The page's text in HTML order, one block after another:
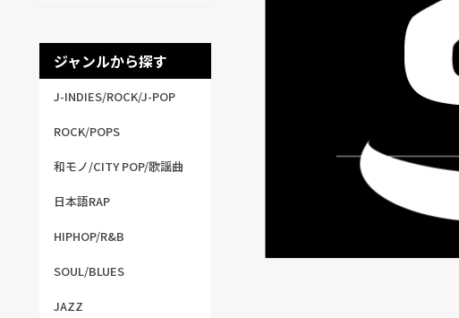
ジャンルから探す
J-INDIES/ROCK/J-POP
ROCK/POPS
和モノ/CITY POP/歌謡曲
日本語RAP
HIPHOP/R&B
SOUL/BLUES
JAZZ